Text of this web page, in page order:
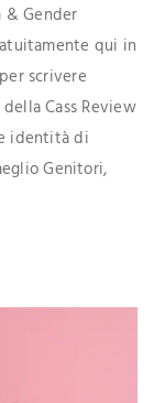
Gender
qui in
scrivere
Cass Review
identità di
Genitori,